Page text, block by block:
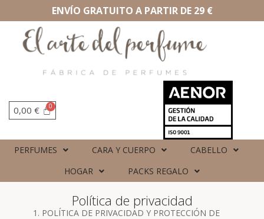
ENVÍO GRATUITO A PARTIR DE 29 €
0,00 €
PERFUMES CARA Y CUERPO
CABELLO
HOGAR
PACKS REGALO
Política de privacidad
POLÍTICA DE PRIVACIDAD Y PROTECCIÓN DE